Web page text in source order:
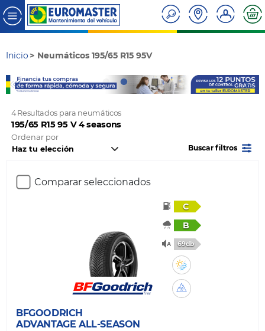
Inicio Neumáticos 195/65 R15 95V
4 Resultados para neumáticos
195/65 R15 95 V 4 seasons
Ordenar por
Buscar filtros
Comparar seleccionados
C
B
69db
BFGOODRICH
ADVANTAGE ALL-SEASON